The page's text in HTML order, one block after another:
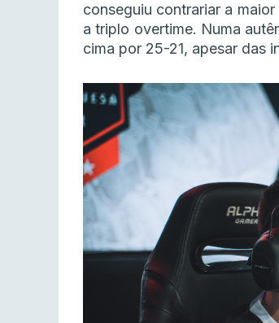
conseguiu contrariar a
a triplo overtime. Numa
cima por 25-21, apesar das